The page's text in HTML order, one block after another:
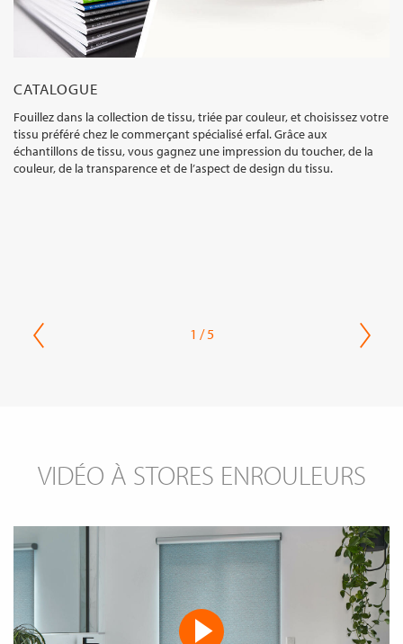
1 / 5
CATALOGUE
Fouillez dans la collection de tissu, triée par couleur, et choisissez votre
tissu préféré chez le commerçant spécialisé erfal. Grâce aux
échantillons de tissu, vous gagnez une impression du toucher, de la
couleur, de la transparence et de l’aspect de design du tissu.
VIDÉO À STORES ENROULEURS